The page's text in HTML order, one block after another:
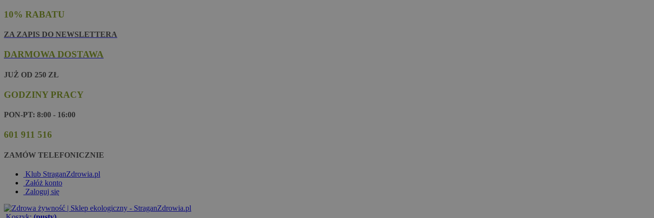
10% RABATU
ZA ZAPIS DO NEWSLETTERA
DARMOWA DOSTAWA
JUŻ OD 250 ZŁ
GODZINY PRACY
PON-PT: 8:00 - 16:00
601 911 516
ZAMÓW TELEFONICZNIE
Klub StraganZdrowia.pl
Załóż konto
Zaloguj się